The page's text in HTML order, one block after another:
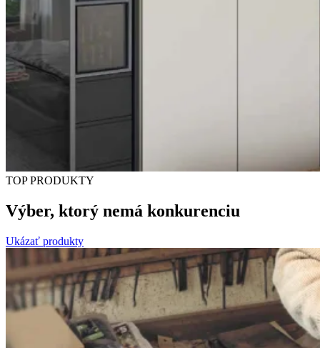
TOP PRODUKTY
Výber, ktorý nemá konkurenciu
Ukázať produkty